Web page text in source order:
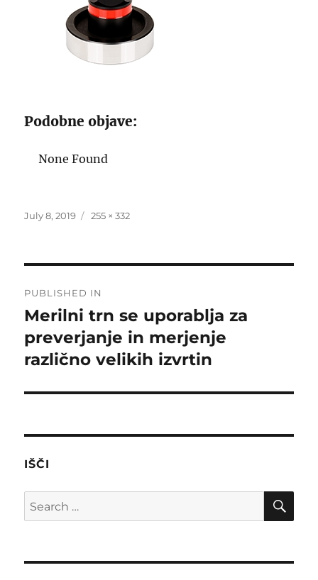
Podobne objave:
None Found
Posted
July 8, 2019
Full
255 × 332
navigation
PUBLISHED IN
Merilni trn se uporablja za
preverjanje in merjenje
različno velikih izvrtin
IŠČI
Search
for: